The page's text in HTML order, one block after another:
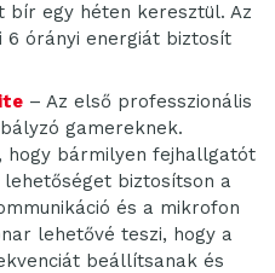
bír egy héten keresztül. Az
6 órányi energiát biztosít
– Az első professzionális
gamereknek.
hogy bármilyen fejhallgatót
biztosítson a
és a mikrofon
lehetővé teszi, hogy a
beállítsanak és